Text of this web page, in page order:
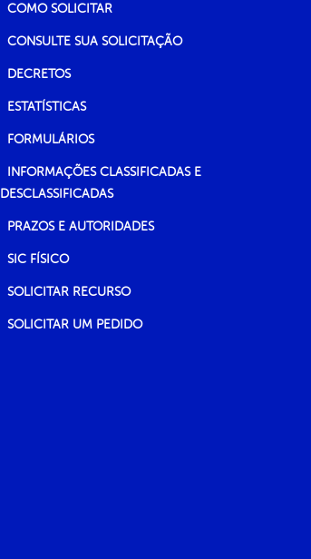
COMO SOLICITAR
CONSULTE SUA SOLICITAÇÃO
DECRETOS
ESTATÍSTICAS
FORMULÁRIOS
INFORMAÇÕES CLASSIFICADAS E
DESCLASSIFICADAS
PRAZOS E AUTORIDADES
SIC FÍSICO
SOLICITAR RECURSO
SOLICITAR UM PEDIDO